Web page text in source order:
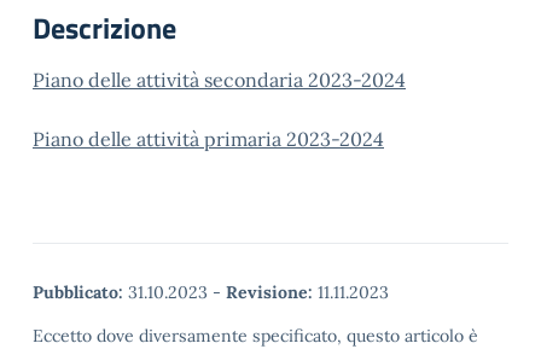
Descrizione
Piano delle attività secondaria 2023-2024
Piano delle attività primaria 2023-2024
Pubblicato: 31.10.2023 - Revisione: 11.11.2023
Eccetto dove diversamente specificato, questo articolo è